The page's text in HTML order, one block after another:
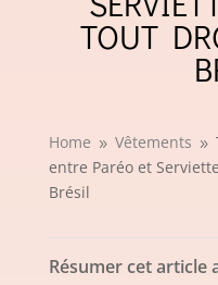
TOUT
Home 9 Vêtements 9
entre Paréo et
Brésil
Résumer cet article